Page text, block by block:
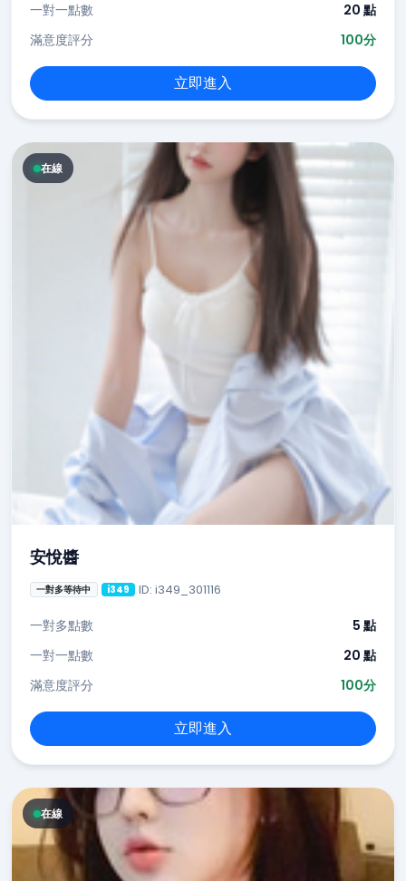
一對一點數
20 點
滿意度評分
100分
立即進入
在線
安悅醬
一對多等待中 i349 ID: i349_301116
一對多點數
5 點
一對一點數
20 點
滿意度評分
100分
立即進入
在線